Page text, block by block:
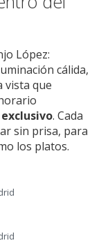
López:
cálida,
vista que
. Cada
sin prisa, para
los platos.